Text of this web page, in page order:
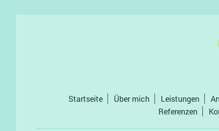
Startseite Über mich Leistungen
Referenzen